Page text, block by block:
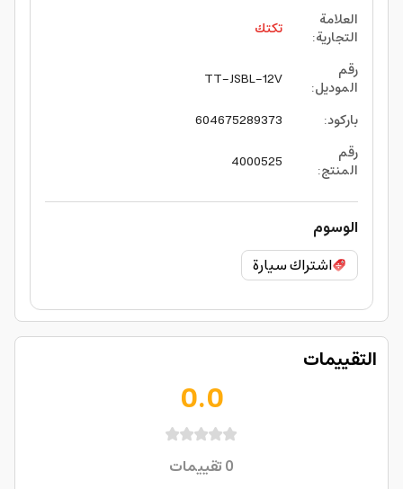
العلامة
التجارية:
تكتك
رقم
الموديل:
TT-JSBL-12V
باركود:
604675289373
رقم
المنتج:
4000525
الوسوم
اشتراك سيارة
التقييمات
0.0
0تقييمات